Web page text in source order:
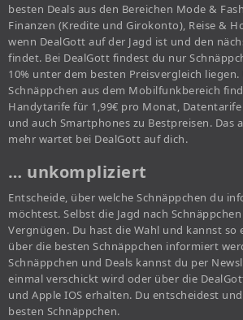
besten Deals aus den Bereichen Mode &
Finanzen (Kredite und Girokonto), Reise &
wenn DealGott auf der Jagd ist und den
findet. Bei DealGott findest du nur
10% unter dem besten Preisvergleich
Schnäppchen aus dem Mobilfunkbereich
Handytarife für 1,99€ pro Monat,
und auch Smartphones zu Bestpreisen. Das
mehr wartet bei DealGott auf dich.
… unkompliziert
Entscheide, über welche Schnäppchen du
möchtest. Selbst die Jagd nach
Vergnügen. Du hast die Wahl und kannst so
über die besten Schnäppchen informiert
Schnäppchen und Deals kannst du per
einmal verschickt wird oder über die
und Apple IOS erhalten. Du entscheidest
besten Schnäppchen.